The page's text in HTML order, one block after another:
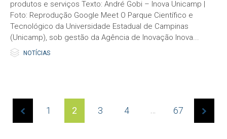
produtos e serviços Texto: André Gobi – Inova Unicamp |
Foto: Reprodução Google Meet O Parque Científico e
Tecnológico da Universidade Estadual de Campinas
(Unicamp), sob gestão da Agência de Inovação Inova...
 Category
NOTÍCIAS
Page
1 2 3 4 … 67